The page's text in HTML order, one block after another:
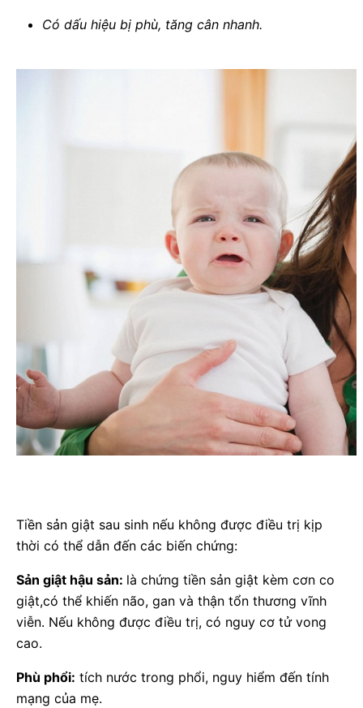
Có dấu hiệu bị phù, tăng cân nhanh.
Tiền sản giật sau sinh nếu không được điều trị kịp
thời có thể dẫn đến các biến chứng:
Sản giật hậu sản: là chứng tiền sản giật kèm cơn co
giật,có thể khiến não, gan và thận tổn thương vĩnh
viễn. Nếu không được điều trị, có nguy cơ tử vong
cao.
Phù phổi: tích nước trong phổi, nguy hiểm đến tính
mạng của mẹ.